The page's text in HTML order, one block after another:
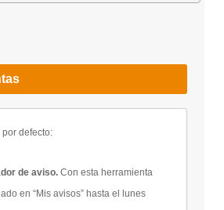
por defecto:
de aviso. Con esta herramienta
en “Mis avisos” hasta el lunes